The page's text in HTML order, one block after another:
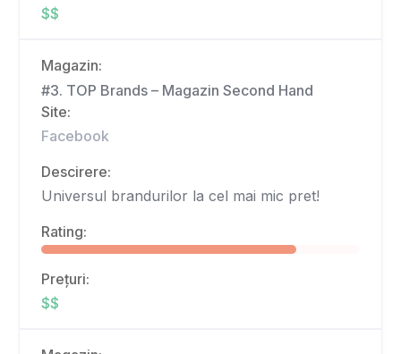
$$
Magazin:
#3. TOP Brands – Magazin Second Hand
Site:
Facebook
Descirere:
Universul brandurilor la cel mai mic pret!
Rating:
Prețuri:
$$